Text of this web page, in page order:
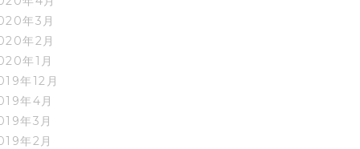
年3月
年2月
年1月
年12月
年4月
年3月
年2月